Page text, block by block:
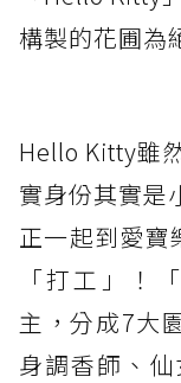
構製的花圃為
Hello Kitty雖
實身份其實是
正一起到愛寶
「打工」！
主，分成7大
身調香師、